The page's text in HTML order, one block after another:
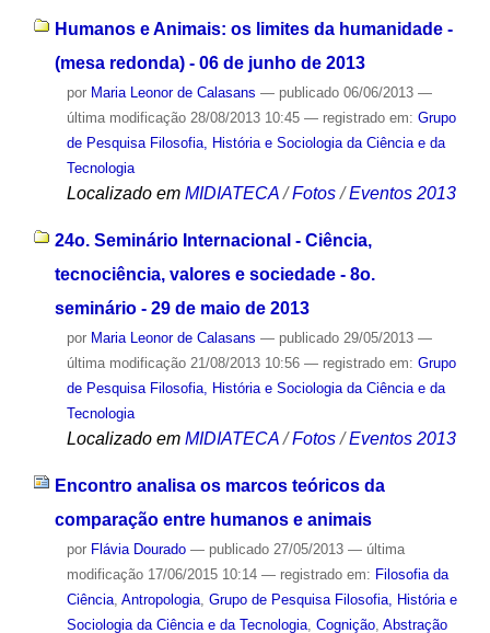
Humanos e Animais: os limites da humanidade -
(mesa redonda) - 06 de junho de 2013
por Maria Leonor de Calasans — publicado06/06/2013 —
última modificação28/08/2013 10:45 — registrado em: Grupo
de Pesquisa Filosofia, História e Sociologia da Ciência e da
Tecnologia
Localizado em MIDIATECA /Fotos /Eventos 2013
24o. Seminário Internacional - Ciência,
tecnociência, valores e sociedade - 8o.
seminário - 29 de maio de 2013
por Maria Leonor de Calasans — publicado29/05/2013 —
última modificação21/08/2013 10:56 — registrado em: Grupo
de Pesquisa Filosofia, História e Sociologia da Ciência e da
Tecnologia
Localizado em MIDIATECA /Fotos /Eventos 2013
Encontro analisa os marcos teóricos da
comparação entre humanos e animais
por Flávia Dourado — publicado27/05/2013 — última
modificação17/06/2015 10:14 — registrado em: Filosofia da
Ciência, Antropologia, Grupo de Pesquisa Filosofia, História e
Sociologia da Ciência e da Tecnologia, Cognição, Abstração